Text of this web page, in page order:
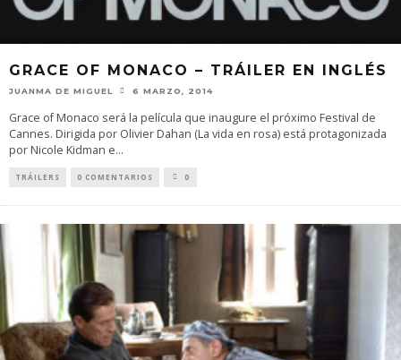
GRACE OF MONACO – TRÁILER EN INGLÉS
JUANMA DE MIGUEL 6 MARZO, 2014
Grace of Monaco será la película que inaugure el próximo Festival de
Cannes. Dirigida por Olivier Dahan (La vida en rosa) está protagonizada
por Nicole Kidman e...
TRÁILERS 0 COMENTARIOS 0